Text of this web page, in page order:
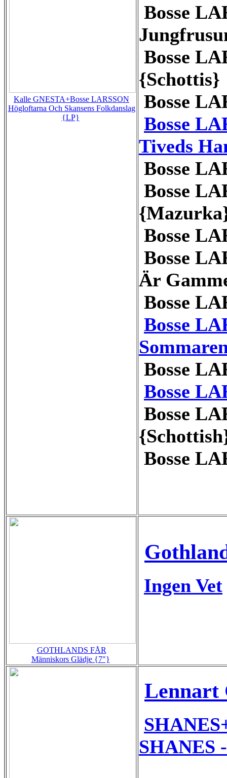
Kalle GNESTA+Bosse LARSSON
Högloftarna Och Skansens Folkdanslag
{LP}
Bosse
Bosse
{Schottis}
Bosse
Bosse
Tiveds
Bosse
Bosse
Bosse
Bosse
Är
Bosse
Bosse
Bosse
Bosse
Bosse
Bosse
GOTHLANDS FÅR
Människors Glädje {7"}
Ingen Vet
Lennart
SHANES